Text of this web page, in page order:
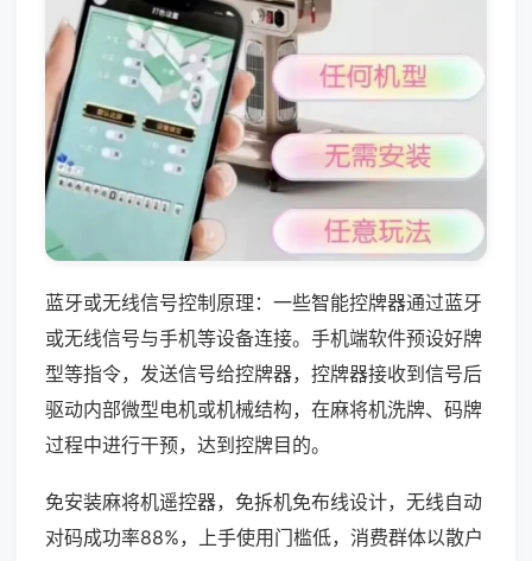
蓝牙或无线信号控制原理：一些智能控牌器通过蓝牙
或无线信号与手机等设备连接。手机端软件预设好牌
型等指令，发送信号给控牌器，控牌器接收到信号后
驱动内部微型电机或机械结构，在麻将机洗牌、码牌
过程中进行干预，达到控牌目的。
免安装麻将机遥控器，免拆机免布线设计，无线自动
对码成功率88%，上手使用门槛低，消费群体以散户